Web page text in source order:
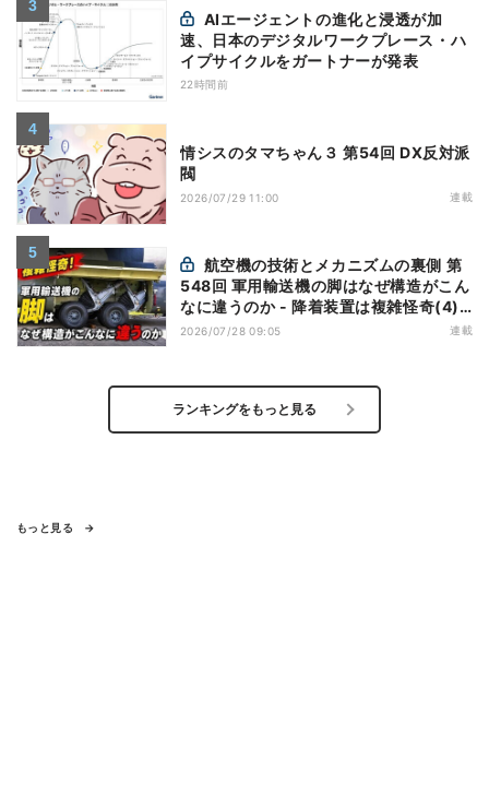
速、日本のデジタルワークプレース・ハ
イプサイクルをガートナーが発表
22時間前
情シスのタマちゃん３ 第54回 DX反対派
閥
2026/07/29 11:00 連載
548回 軍用輸送機の脚はなぜ構造がこん
なに違うのか - 降着装置は複雑怪奇(4)|
軍用輸送機(9)
2026/07/28 09:05 連載
ランキングをもっと見る
もっと見る